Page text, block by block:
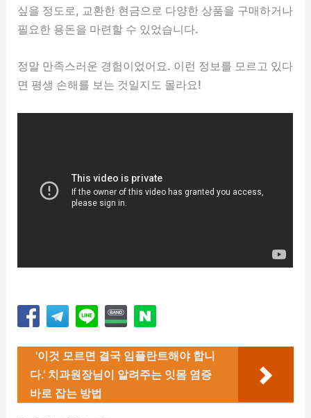
싶을 정도로, 교환한 현금으로 다양한 상품을 구매하거나
필요한 용돈을 마련할 수 있었습니다.
정말 만족스러운 경험이었어요. 이런 정보를 모르고 있다
면 평생 손해를 보는 것일지도 몰라요!
'이것 모르면 결국 임플란트해야 합니
다.' 치과원장님이 알려주는 잇몸 염증
바로 잡는 방법